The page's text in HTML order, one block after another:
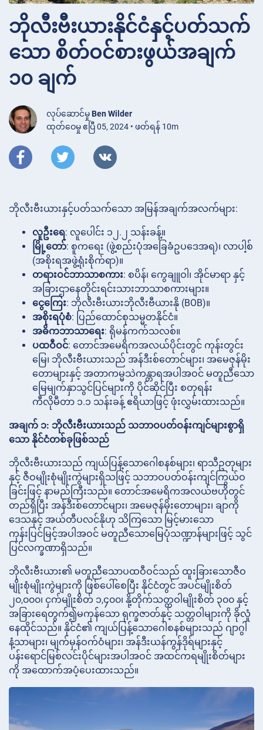
ဘိုလီးဗီးယားနိုင်ငံနှင့်ပတ်သက်
သော စိတ်ဝင်စားဖွယ်အချက်
၁၀ ချက်
လုပ်ဆောင်မှု Ben Wilder
ထုတ်ဝေမှု ဧပြီ 05, 2024 • ဖတ်ရန် 10m
ဘိုလီးဗီးယားနှင့်ပတ်သက်သော အမြန်အချက်အလက်များ:
လူဦးရေ: လူပေါင်း ၁၂.၂ သန်းခန့်။
မြို့တော်: စူကရေး (ဖွဲ့စည်းပုံအခြေခံဥပဒေအရ)၊ လာပါ့စ်
(အစိုးရအဖွဲ့ရုံးစိုက်ရာ)။
တရားဝင်ဘာသာစကား: စပိန်၊ ကွေချူဝါ၊ အိုင်မာရာ နှင့်
အခြားဌာနေတိုင်းရင်းသားဘာသာစကားများ။
ငွေကြေး: ဘိုလီးဗီးယားဘိုလီးဗီယားနို (BOB)။
အစိုးရပုံစံ: ပြည်ထောင်စုသမ္မတနိုင်ငံ။
အဓိကဘာသာရေး: ရိုမန်ကက်သလစ်။
ပထဝီဝင်: တောင်အမေရိကအလယ်ပိုင်းတွင် ကုန်းတွင်း
မြေ၊ ဘိုလီးဗီးယားသည် အန်ဒီးစ်တောင်များ၊ အမေဇုန်မိုး
တောများနှင့် အတာကမ္မသဲကန္တာရအပါအဝင် မတူညီသော
မြေမျက်နှာသွင်ပြင်များကို ပိုင်ဆိုင်ပြီး စတုရန်း
ကီလိုမီတာ ၁.၁ သန်းခန့် ဧရိယာဖြင့် ဖုံးလွှမ်းထားသည်။
အချက် ၁: ဘိုလီးဗီးယားသည် သဘာဝပတ်ဝန်းကျင်များစွာရှိ
သော နိုင်ငံတစ်ခုဖြစ်သည်
ဘိုလီးဗီးယားသည် ကျယ်ပြန့်သောဂေါစနစ်များ၊ ရာသီဥတုများ
နှင့် ဇီဝမျိုးစုံမျိုးကွဲများရှိသဖြင့် သဘာဝပတ်ဝန်းကျင်ကြွယ်ဝ
ခြင်းဖြင့် နာမည်ကြီးသည်။ တောင်အမေရိကအလယ်ဗဟိုတွင်
တည်ရှိပြီး အန်ဒီးစ်တောင်များ၊ အမေဇုန်မိုးတောများ၊ ချာကို
ဒေသနှင့် အယ်တီပလင်နိုဟု သိကြသော မြင့်မားသော
ကုန်းပြင်မြင့်အပါအဝင် မတူညီသောမြေပုံသဏ္ဍာန်များဖြင့် သွင်
ပြင်လက္ခဏာရှိသည်။
ဘိုလီးဗီးယား၏ မတူညီသောပထဝီဝင်သည် ထူးခြားသောဇီဝ
မျိုးစုံမျိုးကွဲများကို ဖြစ်ပေါ်စေပြီး နိုင်ငံတွင် အပင်မျိုးစိတ်
၂၀,၀၀၀၊ ငှက်မျိုးစိတ် ၁,၄၀၀၊ နို့တိုက်သတ္တဝါမျိုးစိတ် ၃၀၀ နှင့်
အခြားရေတွက်၍မကုန်သော ရုက္ခဇာတ်နှင့် သတ္တဝါများကို ခိုလှုံ
နေထိုင်သည်။ နိုင်ငံ၏ ကျယ်ပြန့်သောဂေါစနစ်များသည် ဂျာဂွါ
နံ့သာများ၊ မျက်မှန်ဝက်ဝံများ၊ အန်ဒီးယန်ကွန်ဒိုရ်များနှင့်
ပန်းရောင်မြစ်လင်းပိုင်များအပါအဝင် အထင်ကရမျိုးစိတ်များ
ကို အထောက်အပံ့ပေးထားသည်။